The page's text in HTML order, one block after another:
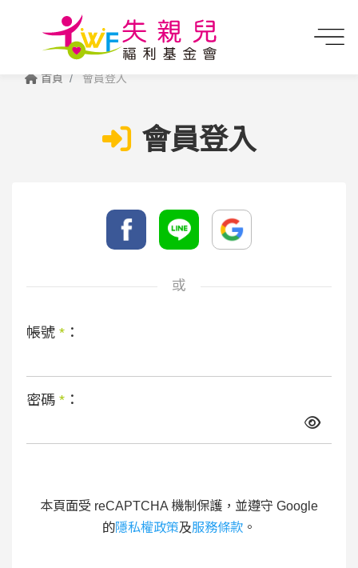
首頁 會員登入
會員登入
或
帳號 * ：
密碼 * ：
本頁面受 reCAPTCHA 機制保護，並遵守 Google
的隱私權政策及服務條款 。